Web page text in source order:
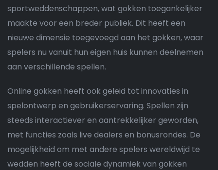
sportweddenschappen, wat gokken toegankelijker
maakte voor een breder publiek. Dit heeft een
nieuwe dimensie toegevoegd aan het gokken, waar
spelers nu vanuit hun eigen huis kunnen deelnemen
aan verschillende spellen.
Online gokken heeft ook geleid tot innovaties in
spelontwerp en gebruikerservaring. Spellen zijn
steeds interactiever en aantrekkelijker geworden,
met functies zoals live dealers en bonusrondes. De
mogelijkheid om met andere spelers wereldwijd te
wedden heeft de sociale dynamiek van gokken